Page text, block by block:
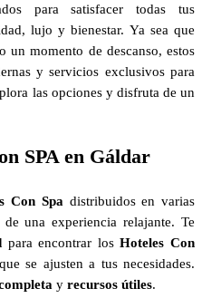
para satisfacer todas tus
lujo y bienestar. Ya sea que
o un momento de descanso, estos
y servicios exclusivos para
las opciones y disfruta de un
SPA en Gáldar
Con Spa distribuidos en varias
una experiencia relajante. Te
para encontrar losHoteles Con
se ajusten a tus necesidades.
y recursos útiles.